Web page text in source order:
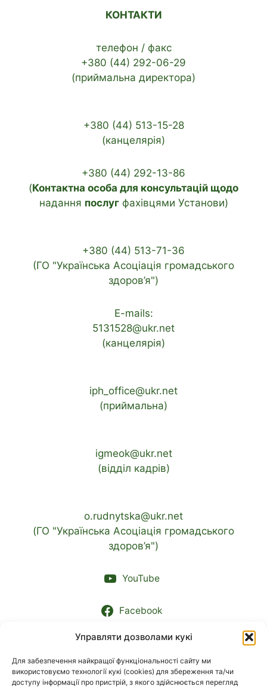
Управляти дозволами кукі
Для забезпечення найкращої функціональності сайту ми
використовуємо технології кукі (cookies) для збереження та/чи
доступу інформації про пристрій, з якого здійснюється перегляд
КОНТАКТИ
телефон / факс
+380 (44) 292-06-29
(приймальна директора)
+380 (44) 513-15-28
(канцелярія)
+380 (44) 292-13-86
(Контактна особа для консультацій щодо
надання послугфахівцями Установи)
+380 (44) 513-71-36
(ГО "Українська Асоціація громадського
здоров’я")
E-mails:
5131528@ukr.net
(канцелярія)
iph_office@ukr.net
(приймальна)
igmeok@ukr.net
(відділ кадрів)
o.rudnytska@ukr.net
(ГО "Українська Асоціація громадського
здоров’я")
YouTube
Facebook
Контакти підрозділів
МОВА